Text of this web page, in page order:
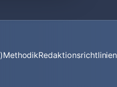
MethodikRedaktionsrichtlinien